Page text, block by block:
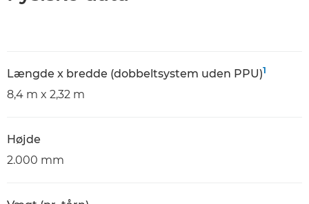
Længde x bredde (dobbeltsystem uden PPU)1
8,4 m x 2,32 m
Højde
2.000 mm